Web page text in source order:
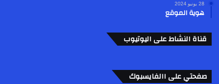
28 يونيو 2024
هوية الموقع
قناة النشاط على اليوتيوب
صفحتي على االفايسبوك